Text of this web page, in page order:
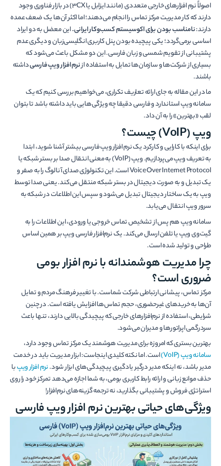
اصولاً نرم‎ افزار‌های خارجی متعددی (مانند ایزابل یا 3CX) در بازار فناوری وجود
دارند که کار مدیریت مرکز تماس را انجام می‌دهند؛ اما اکثر آن‌ها یک ضعف عمده
دارند:نامناسب بودن برای اکوسیستم کسب‌وکار ایرانی.این معضل به دو ایراد
اساسی برمی‌گردد؛ یکی پیچیده بودن پنل کاربری انگلیسی‌زبان و دیگری عدم
پشتیبانی از تقویم شمسی و زبان فارسی. این دو مشکل باعث می‌شود که
بسیاری از شرکت‌ها و سازمان‌ها تمایل به استفاده ازنرم افزار ویپ فارسیداشته
باشند.
ما در این مقاله به جای ارائه تعاریف تکراری، می‌خواهیم بررسی کنیم که یک
سامانه ویپ استاندارد و فارسی دقیقا چه ویژگی‌هایی باید داشته باشد تا بتوان
لقب «بهترین» را به آن داد.
ویپ (VoIP) چیست؟
برای اینکه با کارایی و کارکرد یک نرم افزار ویپ فارسی بیشتر آشنا شوید، ابتدا
به تعریف ویپ می‌پردازیم. ویپ (VoIP) به معنی انتقال صدا بر بستر شبکه یا
Voice Over Internet Protocol است. این تکنولوژی صدای آنالوگ را به صفر و
یک تبدیل و به صورت دیجیتال در بستر شبکه منتقل می‌کند. یعنی صدا توسط
ویپ به یک ساختار دیجیتال تبدیل می‌شود و سپس این اطلاعات در شبکه به
سرور ویپ انتقال می‌یابد.
سامانه ویپ هم پس از تشخیص تماس خروجی یا ورودی، این اطلاعات را به
گیت‌وی ویپ یا تلفن ارسال می‌کند. یک نرم‌افزار فارسی ویپ بر همین اساس
طراحی و تولید شده است.
چرا مدیریت هوشمندانه با نرم افزار بومی
ضروری است؟
مرکز تماس، پیشانی ارتباطی شرکت شماست. با تغییر فرهنگ مردم و تمایل
آن‌ها به خریدهای غیرحضوری، حجم تماس‌ها افزایش یافته است. در چنین
شرایطی، استفاده از نرم‌افزارهای خارجی که پیچیدگی بالایی دارند، تنها باعث
سردرگمی اپراتورها و مدیران می‌شود.
بهترین بستری که امروزه برای مدیریت هوشمند یک مرکز تماس وجود دارد،
سامانه ویپ (VoIP)
است. اما نکته کلیدی اینجاست: ابزار مدیریت باید در خدمت
مدیر باشد، نه اینکه مدیر درگیر یادگیری پیچیدگی‌های ابزار شود.نرم افزار ویپبا
حذف موانع زبانی و ارائه رابط کاربری بومی، به شما اجازه می‌دهد تمرکز خود را روی
استراتژی فروش و پشتیبانی بگذارید، نه ترجمه گزینه‌های نرم‌افزار!
ویژگی‌های حیاتی بهترین نرم افزار ویپ فارسی